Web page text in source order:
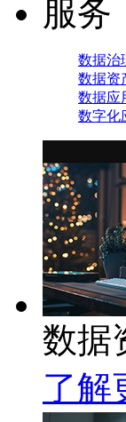
服务
数据治
数据资
数据应
数字化
数据
了解